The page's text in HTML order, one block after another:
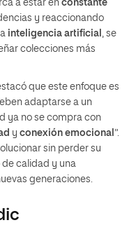
a estar en constante
y reaccionando
inteligencia artificial , se
colecciones más
que este enfoque es
adaptarse a un
ya no se compra con
y conexión emocional ”.
sin perder su
calidad y una
generaciones.